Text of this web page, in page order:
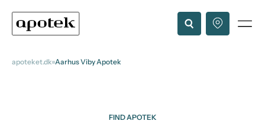
apoteket.dk Aarhus Viby Apotek
FIND APOTEK